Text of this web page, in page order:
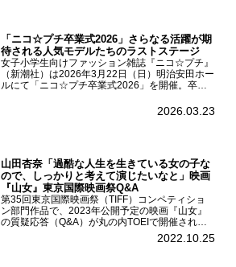
「ニコ☆プチ卒業式2026」さらなる活躍が期
待される人気モデルたちのラストステージ
女子小学生向けファッション雑誌『ニコ☆プチ』
（新潮社）は2026年3月22日（日）明治安田ホー
ルにて「ニコ☆プチ卒業式2026」を開催。卒業
ん、末永ひなた、高梨琴乃、土井ありさ、藤田蒼
2026.03.23
山田杏奈「過酷な人生を生きている女の子な
ので、しっかりと考えて演じたいなと」映画
『山女』東京国際映画祭Q&A
第35回東京国際映画祭（TIFF）コンペティショ
ン部門作品で、2023年公開予定の映画『山女』
の質疑応答（Q&A）が丸の内TOEIで開催され、
主演を務めた女優の山田杏奈、監督の福永壮志が
登壇。本作について語った。映画『山女』第35
2022.10.25